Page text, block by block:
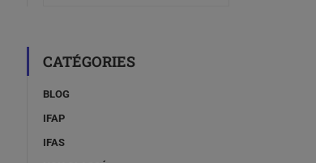
CATÉGORIES
BLOG
IFAP
IFAS